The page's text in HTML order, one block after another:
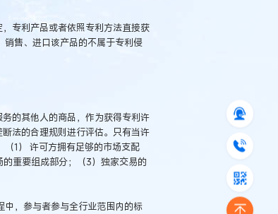
专利产品或者依照专利方法直接获
售、进口该产品的不属于专利侵
的其他人的商品，作为获得专利许
法的合理规则进行评估。只有当许
1） 许可方拥有足够的市场支配
重要组成部分；（3）独家交易的
，参与者参与全行业范围内的标